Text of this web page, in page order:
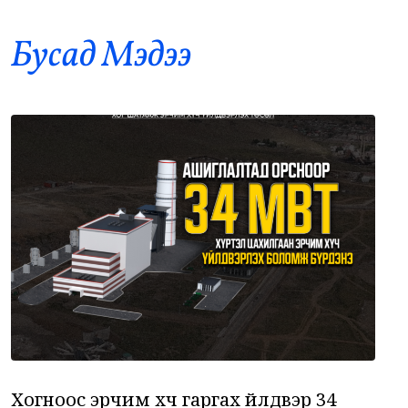
9
Б.Пүрэвдагва: 8 салбарын 103
• 26 цаг 9 минутын өмнө
10
Оросоос 301 вагон шатахуун оруулж
иржээ
Бодлого шийдвэр/Х. Болормаа •
26 цаг 56 минутын өмнө
11
“Долфин” хар салхи Хятадыг чиглэн
ойртож байна
Бусад Mэдээ
Хогноос эрчим хүч гаргах үйлдвэр 34